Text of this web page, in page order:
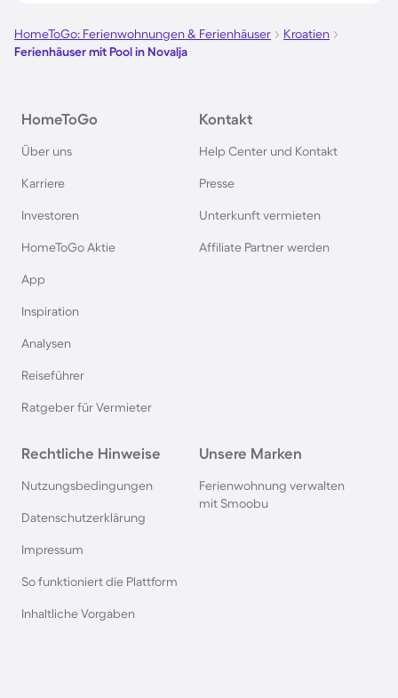
Ferienhäuser mit Pool an der Nordsee
Ferienhäuser mit Pool im Allgäu
Ferienhäuser mit Pool auf Fehmarn
Ferienhäuser mit Pool in Büsum
Ferienhäuser mit Pool in Berlin
Ferienhäuser mit Pool auf Texel
Ferienhäuser mit Pool in Oberstdorf
HomeToGo: Ferienwohnungen & Ferienhäuser
Kroatien
Ferienhäuser mit Pool in Novalja
HomeToGo
Über uns
Karriere
Investoren
HomeToGo Aktie
App
Inspiration
Analysen
Reiseführer
Ratgeber für Vermieter
Kontakt
Help Center und Kontakt
Presse
Unterkunft vermieten
Affiliate Partner werden
Rechtliche Hinweise
Nutzungsbedingungen
Datenschutzerklärung
Impressum
So funktioniert die Plattform
Inhaltliche Vorgaben
Unsere Marken
Ferienwohnung verwalten
mit Smoobu